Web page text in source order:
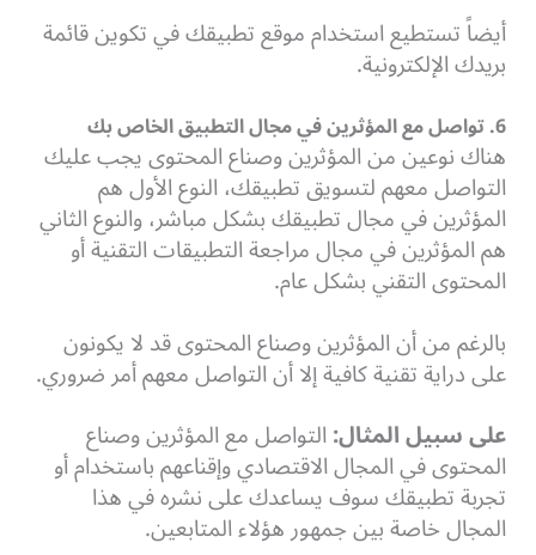
أيضاً تستطيع استخدام موقع تطبيقك في تكوين قائمة
بريدك الإلكترونية.
6. تواصل مع المؤثرين في مجال التطبيق الخاص بك
هناك نوعين من المؤثرين وصناع المحتوى يجب عليك
التواصل معهم لتسويق تطبيقك، النوع الأول هم
المؤثرين في مجال تطبيقك بشكل مباشر، والنوع الثاني
هم المؤثرين في مجال مراجعة التطبيقات التقنية أو
المحتوى التقني بشكل عام.
بالرغم من أن المؤثرين وصناع المحتوى قد لا يكونون
على دراية تقنية كافية إلا أن التواصل معهم أمر ضروري.
على سبيل المثال:التواصل مع المؤثرين وصناع
المحتوى في المجال الاقتصادي وإقناعهم باستخدام أو
تجربة تطبيقك سوف يساعدك على نشره في هذا
المجال خاصة بين جمهور هؤلاء المتابعين.